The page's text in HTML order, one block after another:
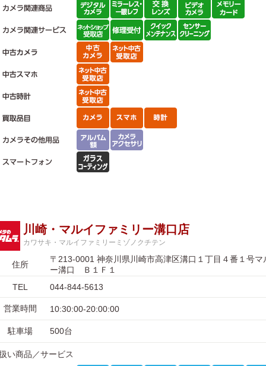
川崎・マルイファミリー溝口店
カワサキ・マルイファミリーミゾノクチテン
住所
〒213-0001 神奈川県川崎市高津区溝口１丁目４番１号マ
ー溝口 Ｂ１Ｆ１
TEL
044-844-5613
営業時間 10:30:00-20:00:00
駐車場 500台
い商品／サービス